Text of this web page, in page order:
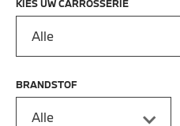
KIES UW CARROSSERIE
Alle
BRANDSTOF
Alle